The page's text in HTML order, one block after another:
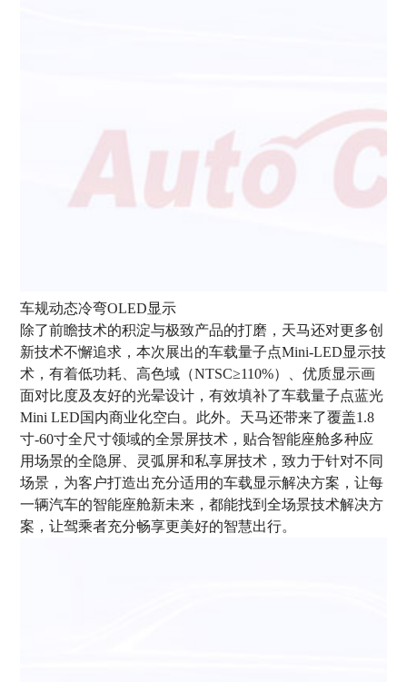
车规动态冷弯OLED显示
除了前瞻技术的积淀与极致产品的打磨，天马还对更多创
新技术不懈追求，本次展出的车载量子点Mini-LED显示技
术，有着低功耗、高色域（NTSC≥110%）、优质显示画
面对比度及友好的光晕设计，有效填补了车载量子点蓝光
Mini LED国内商业化空白。此外。天马还带来了覆盖1.8
寸-60寸全尺寸领域的全景屏技术，贴合智能座舱多种应
用场景的全隐屏、灵弧屏和私享屏技术，致力于针对不同
场景，为客户打造出充分适用的车载显示解决方案，让每
一辆汽车的智能座舱新未来，都能找到全场景技术解决方
案，让驾乘者充分畅享更美好的智慧出行。